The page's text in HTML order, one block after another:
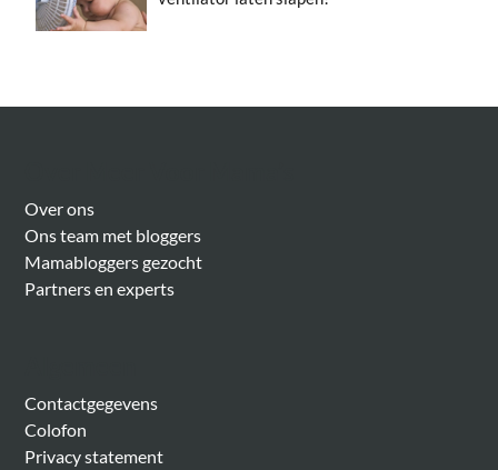
Over ons
Ons team met bloggers
Mamabloggers gezocht
Partners en experts
Contactgegevens
Colofon
Privacy statement